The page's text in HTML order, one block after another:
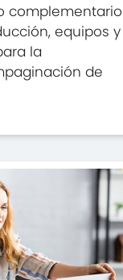
complementario
equipos y
la
de